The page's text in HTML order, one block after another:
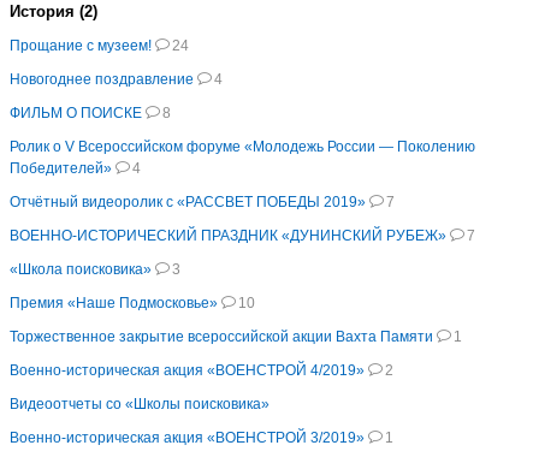
История (2)
Прощание с музеем!
24
Новогоднее поздравление
4
ФИЛЬМ О ПОИСКЕ
8
Ролик о V Всероссийском форуме «Молодежь России — Поколению
Победителей»
4
Oтчётный видеоролик с «РАССВЕТ ПОБЕДЫ 2019»
7
ВОЕННО-ИСТОРИЧЕСКИЙ ПРАЗДНИК «ДУНИНСКИЙ РУБЕЖ»
7
«Школа поисковика»
3
Премия «Наше Подмосковье»
10
Торжественное закрытие всероссийской акции Вахта Памяти
1
Военно-историческая акция «ВОЕНСТРОЙ 4/2019»
2
Видеоотчеты со «Школы поисковика»
Военно-историческая акция «ВОЕНСТРОЙ 3/2019»
1